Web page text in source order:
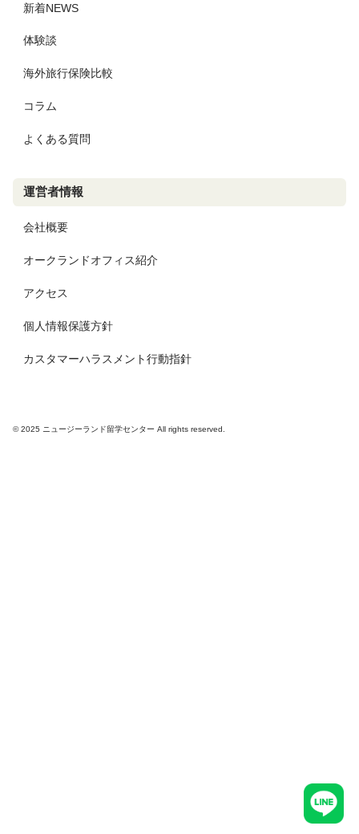
新着NEWS
体験談
海外旅行保険比較
コラム
よくある質問
運営者情報
会社概要
オークランドオフィス紹介
アクセス
個人情報保護方針
カスタマーハラスメント行動指針
© 2025 ニュージーランド留学センター All rights reserved.